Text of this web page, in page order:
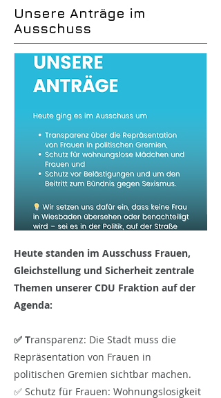
Unsere Anträge im
Ausschuss
Heute standen im Ausschuss Frauen,
Gleichstellung und Sicherheit zentrale
Themen unserer CDU Fraktion auf der
Agenda:
✅ Transparenz: Die Stadt muss die
Repräsentation von Frauen in
politischen Gremien sichtbar machen.
✅ Schutz für Frauen: Wohnungslosigkeit